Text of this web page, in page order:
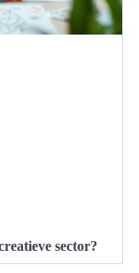
sector?